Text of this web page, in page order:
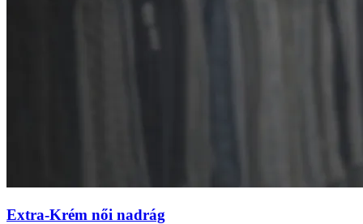
Extra-Krém női nadrág